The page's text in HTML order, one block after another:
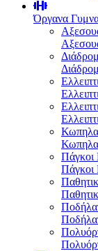
Όργανα
Πάγκοι
Πάγκοι